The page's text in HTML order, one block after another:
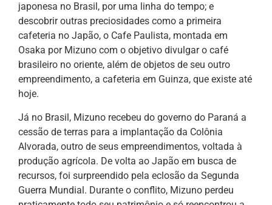
japonesa no Brasil, por uma linha do tempo; e
descobrir outras preciosidades como a primeira
cafeteria no Japão, o Cafe Paulista, montada em
Osaka por Mizuno com o objetivo divulgar o café
brasileiro no oriente, além de objetos de seu outro
empreendimento, a cafeteria em Guinza, que existe até
hoje.
Já no Brasil, Mizuno recebeu do governo do Paraná a
cessão de terras para a implantação da Colônia
Alvorada, outro de seus empreendimentos, voltada à
produção agrícola. De volta ao Japão em busca de
recursos, foi surpreendido pela eclosão da Segunda
Guerra Mundial. Durante o conflito, Mizuno perdeu